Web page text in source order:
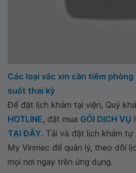
Các loại vắc xin cần tiêm
suốt thai kỳ
Để đặt lịch khám tại viện, Quý
HOTLINE, đặt mua GÓI DỊCH VỤ
TẠI ĐÂY. Tải và đặt lịch khám tự
My Vinmec để quản lý, theo dõi
mọi nơi ngay trên ứng dụng.